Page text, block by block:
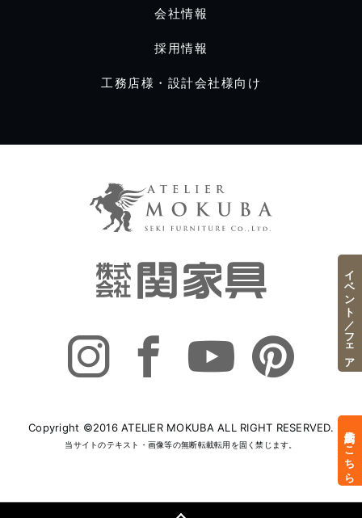
会社情報
採用情報
工務店様・設計会社様向け
Copyright ©2016 ATELIER MOKUBA ALL RIGHT RESERVED.
当サイトのテキスト・画像等の無断転載転用を固く禁じます。 来店予約はこちら
イベント／フェア